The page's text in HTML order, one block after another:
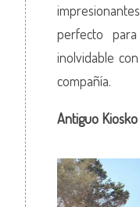
perfecto
inolvidable
compañía.
Antiguo Kiosko